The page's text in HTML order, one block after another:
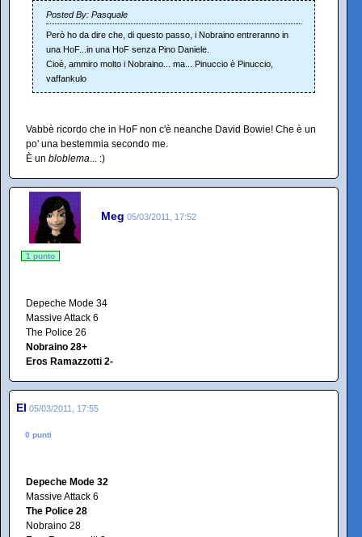
Posted By: Pasquale
Però ho da dire che, di questo passo, i Nobraino entreranno in
una HoF...in una HoF senza Pino Daniele.
Cioè, ammiro molto i Nobraino... ma... Pinuccio è Pinuccio,
vaffankulo
Vabbè ricordo che in HoF non c'è neanche David Bowie! Che è un
po' una bestemmia secondo me.
È un bloblema... :)
Meg 05/03/2011, 17:52
1 punto
Depeche Mode 34
Massive Attack 6
The Police 26
Nobraino 28+
Eros Ramazzotti 2-
El 05/03/2011, 17:55
0 punti
Depeche Mode 32
Massive Attack 6
The Police 28
Nobraino 28